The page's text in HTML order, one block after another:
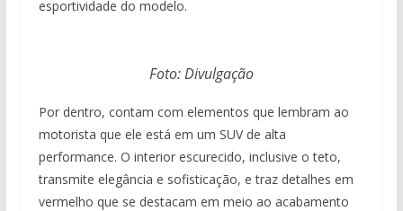
esportividade do modelo.
Foto: Divulgação
Por dentro, contam com elementos que lembram ao
motorista que ele está em um SUV de alta
performance. O interior escurecido, inclusive o teto,
transmite elegância e sofisticação, e traz detalhes em
vermelho que se destacam em meio ao acabamento